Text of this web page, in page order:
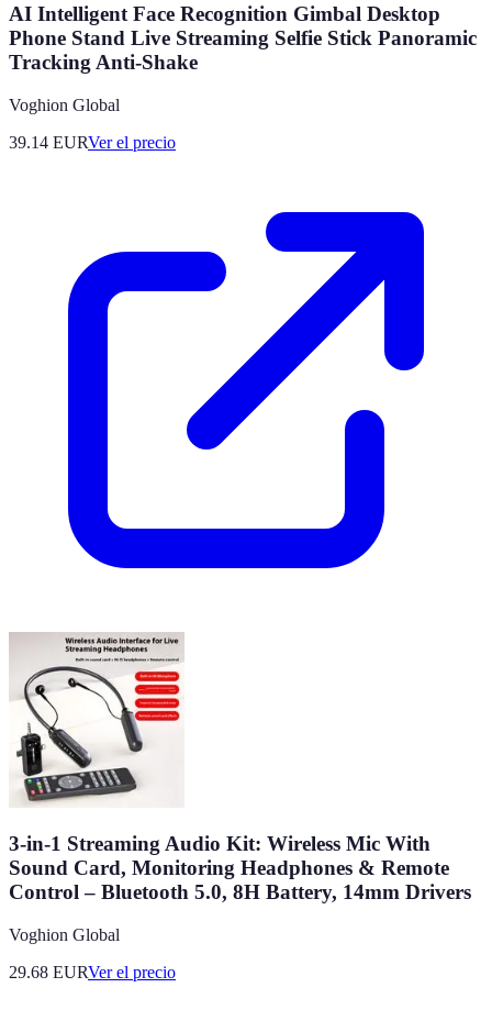
AI Intelligent Face Recognition Gimbal Desktop
Phone Stand Live Streaming Selfie Stick Panoramic
Tracking Anti-Shake
Voghion Global
39.14 EURVer el precio
3-in-1 Streaming Audio Kit: Wireless Mic With
Sound Card, Monitoring Headphones & Remote
Control – Bluetooth 5.0, 8H Battery, 14mm Drivers
Voghion Global
29.68 EURVer el precio